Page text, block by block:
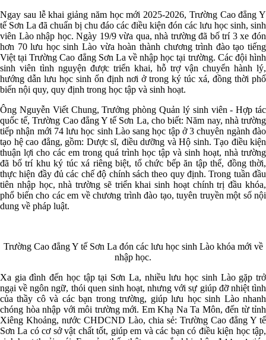
Ngay sau lễ khai giảng năm học mới 2025-2026, Trường Cao đẳng Y
tế Sơn La đã chuẩn bị chu đáo các điều kiện đón các lưu học sinh, sinh
viên Lào nhập học. Ngày 19/9 vừa qua, nhà trường đã bố trí 3 xe đón
hơn 70 lưu học sinh Lào vừa hoàn thành chương trình đào tạo tiếng
Việt tại Trường Cao đẳng Sơn La về nhập học tại trường. Các đội hình
sinh viên tình nguyện được triển khai, hỗ trợ vận chuyển hành lý,
hướng dẫn lưu học sinh ổn định nơi ở trong ký túc xá, đồng thời phổ
biến nội quy, quy định trong học tập và sinh hoạt.
Ông Nguyễn Viết Chung, Trưởng phòng Quản lý sinh viên - Hợp tác
quốc tế, Trường Cao đẳng Y tế Sơn La, cho biết: Năm nay, nhà trường
tiếp nhận mới 74 lưu học sinh Lào sang học tập ở 3 chuyên ngành đào
tạo hệ cao đẳng, gồm: Dược sĩ, điều dưỡng và Hộ sinh. Tạo điều kiện
thuận lợi cho các em trong quá trình học tập và sinh hoạt, nhà trường
đã bố trí khu ký túc xá riêng biệt, tổ chức bếp ăn tập thể, đồng thời,
thực hiện đầy đủ các chế độ chính sách theo quy định. Trong tuần đầu
tiên nhập học, nhà trường sẽ triển khai sinh hoạt chính trị đầu khóa,
phổ biến cho các em về chương trình đào tạo, tuyên truyền một số nội
dung về pháp luật.
Trường Cao đẳng Y tế Sơn La đón các lưu học sinh Lào khóa mới về
nhập học.
Xa gia đình đến học tập tại Sơn La, nhiều lưu học sinh Lào gặp trở
ngại về ngôn ngữ, thói quen sinh hoạt, nhưng với sự giúp đỡ nhiệt tình
của thầy cô và các bạn trong trường, giúp lưu học sinh Lào nhanh
chóng hòa nhập với môi trường mới. Em Khạ Na Ta Môn, đến từ tỉnh
Xiêng Khoảng, nước CHDCND Lào, chia sẻ: Trường Cao đẳng Y tế
Sơn La có cơ sở vật chất tốt, giúp em và các bạn có điều kiện học tập,